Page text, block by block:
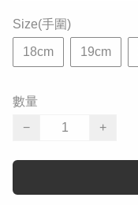
Size(手圍)
18cm 19cm
數量
−
+